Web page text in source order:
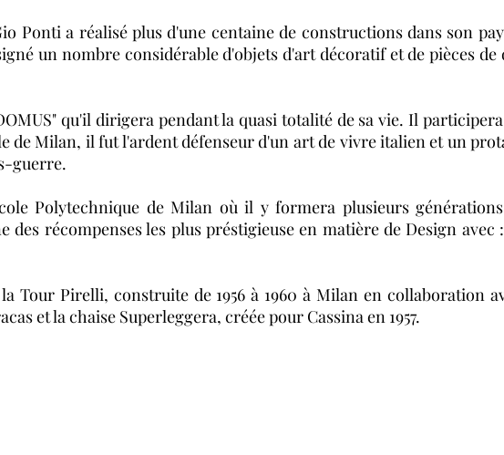
Ponti a réalisé plus d'une centaine de constructions dans son
un nombre considérable d'objets d'art décoratif et de pièces de
qu'il dirigera pendant la quasi totalité de sa vie. Il
de Milan, il fut l'ardent défenseur d'un art de vivre italien et un
guerre.
Polytechnique de Milan où il y formera plusieurs
des récompenses les plus préstigieuse en matière de Design avec
Tour Pirelli, construite de 1956 à 1960 à Milan en collaboration
et la chaise Superleggera, créée pour Cassina en 1957.